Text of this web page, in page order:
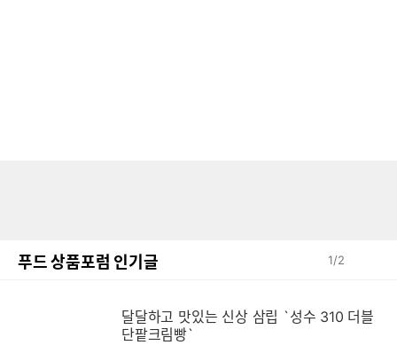
푸드 상품포럼 인기글 1/2
달달하고 맛있는 신상 삼립 `성수 310 더블
단팥크림빵`